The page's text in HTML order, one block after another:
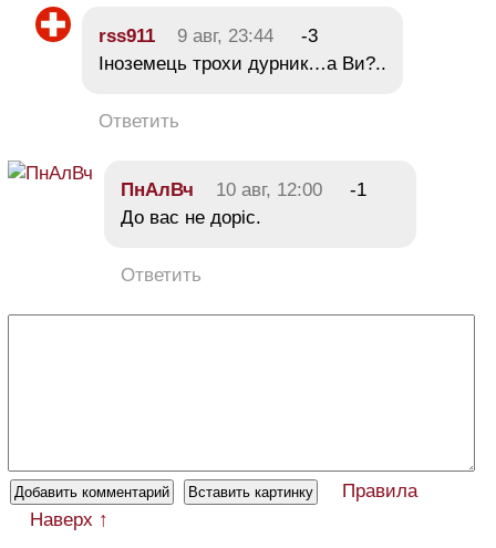
rss911 9 авг, 23:44
-3
Іноземець трохи дурник…а Ви?..
Ответить
ПнАлВч 10 авг, 12:00
-1
До вас не доріс.
Ответить
Правила
Наверх ↑